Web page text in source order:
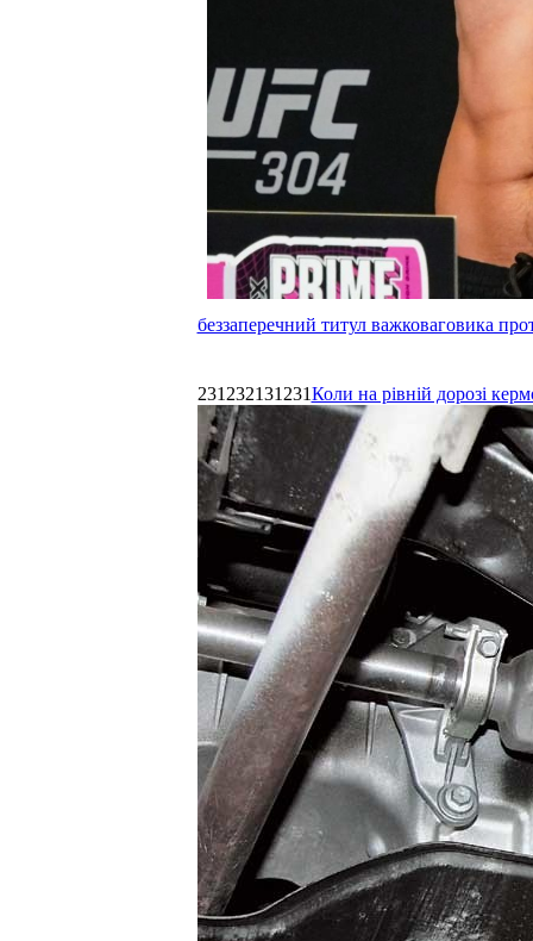
беззаперечний титул важковаговика
231232131231Коли на рівній дорозі